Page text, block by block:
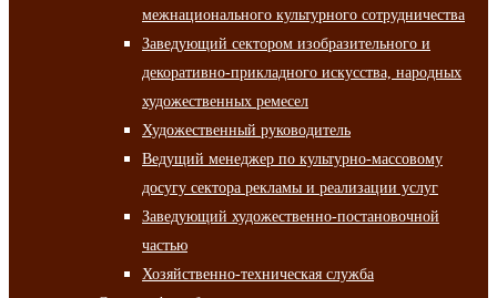
межнационального культурного сотрудничества
Заведующий сектором изобразительного и
декоративно-прикладного искусства, народных
художественных ремесел
Художественный руководитель
Ведущий менеджер по культурно-массовому
досугу сектора рекламы и реализации услуг
Заведующий художественно-постановочной
частью
Хозяйственно-техническая служба